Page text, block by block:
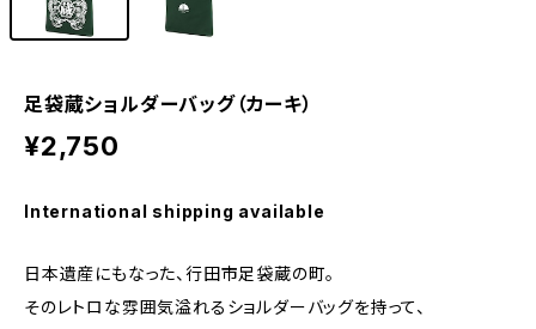
足袋蔵ショルダーバッグ（カーキ）
¥2,750
International shipping available
日本遺産にもなった、行田市足袋蔵の町。
そのレトロな雰囲気溢れるショルダーバッグを持って、